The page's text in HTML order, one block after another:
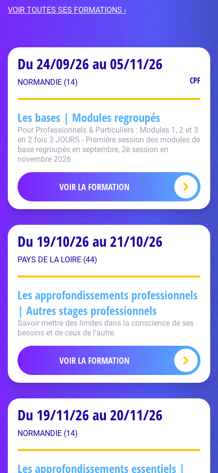
VOIR TOUTES SES FORMATIONS ›
Du 24/09/26 au 05/11/26
NORMANDIE (14) CPF
Les bases | Modules regroupés
Pour Professionnels & Particuliers : Modules 1, 2 et 3
en 2 fois 3 JOURS - Première session des modules de
base regroupés en septembre, 2è session en
novembre 2026
VOIR LA FORMATION
Du 19/10/26 au 21/10/26
PAYS DE LA LOIRE (44)
Les approfondissements professionnels
| Autres stages professionnels
Savoir mettre des limites dans la conscience de ses
besoins et de ceux de l'autre.
VOIR LA FORMATION
Du 19/11/26 au 20/11/26
NORMANDIE (14)
Les approfondissements essentiels |